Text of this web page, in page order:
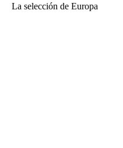
La selección de Europa